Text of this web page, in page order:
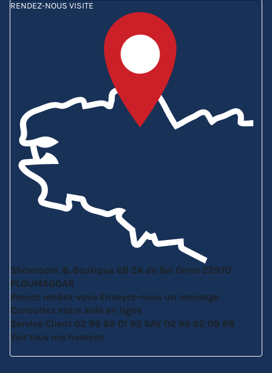
RENDEZ-NOUS VISITE
Showroom & Boutique 6B ZA de Bel Orme 22970
PLOUMAGOAR
Prenez rendez-vous Envoyez-nous un message
Consultez notre aide en ligne
Service Client 02 96 92 01 95 SAV 02 96 92 09 88
Voir tous nos horaires